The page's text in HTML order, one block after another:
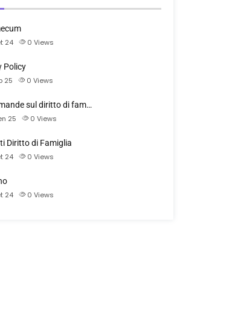
24
0 Views
Policy
25
0 Views
sul diritto di fam…
25
0 Views
Diritto di Famiglia
24
0 Views
24
0 Views